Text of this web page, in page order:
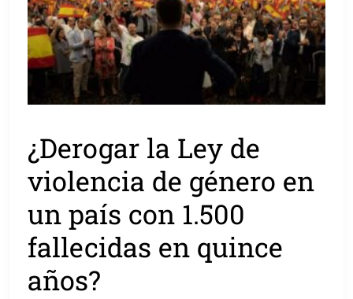
¿Derogar la Ley de
violencia de género en
un país con 1.500
fallecidas en quince
años?